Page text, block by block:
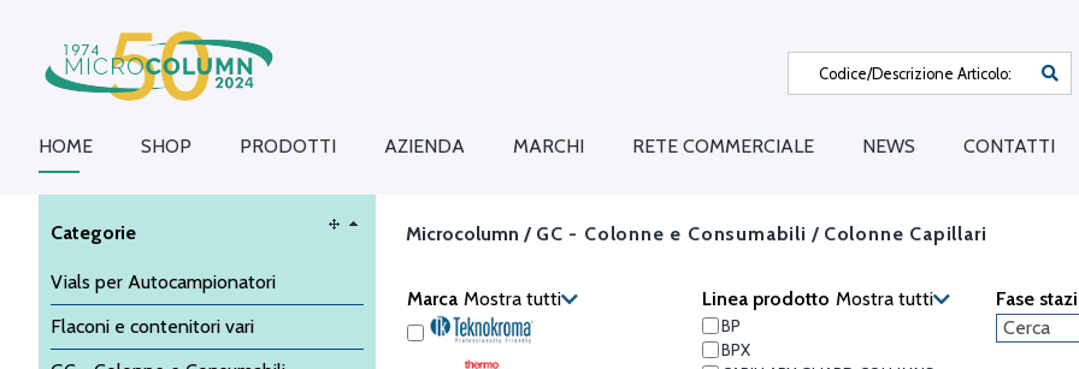
HOME SHOP PRODOTTI AZIENDA MARCHI RETE COMMERCIALE NEWS CONTATTI
Categorie
Vials per Autocampionatori
Flaconi e contenitori vari
Microcolumn / GC - Colonne e Consumabili / Colonne Capillari
Marca Mostra tutti Linea prodotto Mostra tutti
BP
BPX
Fase